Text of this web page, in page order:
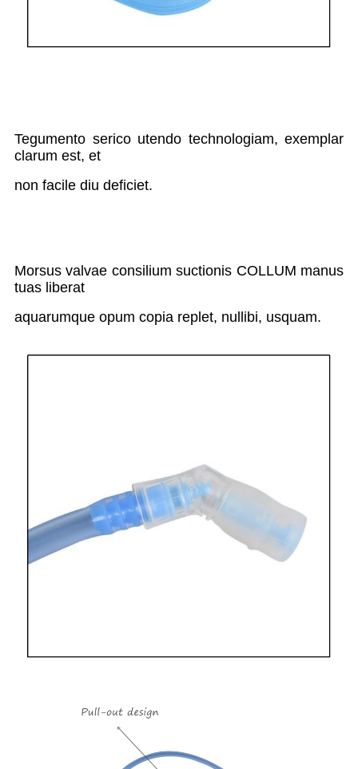
Tegumento serico utendo technologiam, exemplar
clarum est, et
non facile diu deficiet.
Morsus valvae consilium suctionis COLLUM manus
tuas liberat
aquarumque opum copia replet, nullibi, usquam.